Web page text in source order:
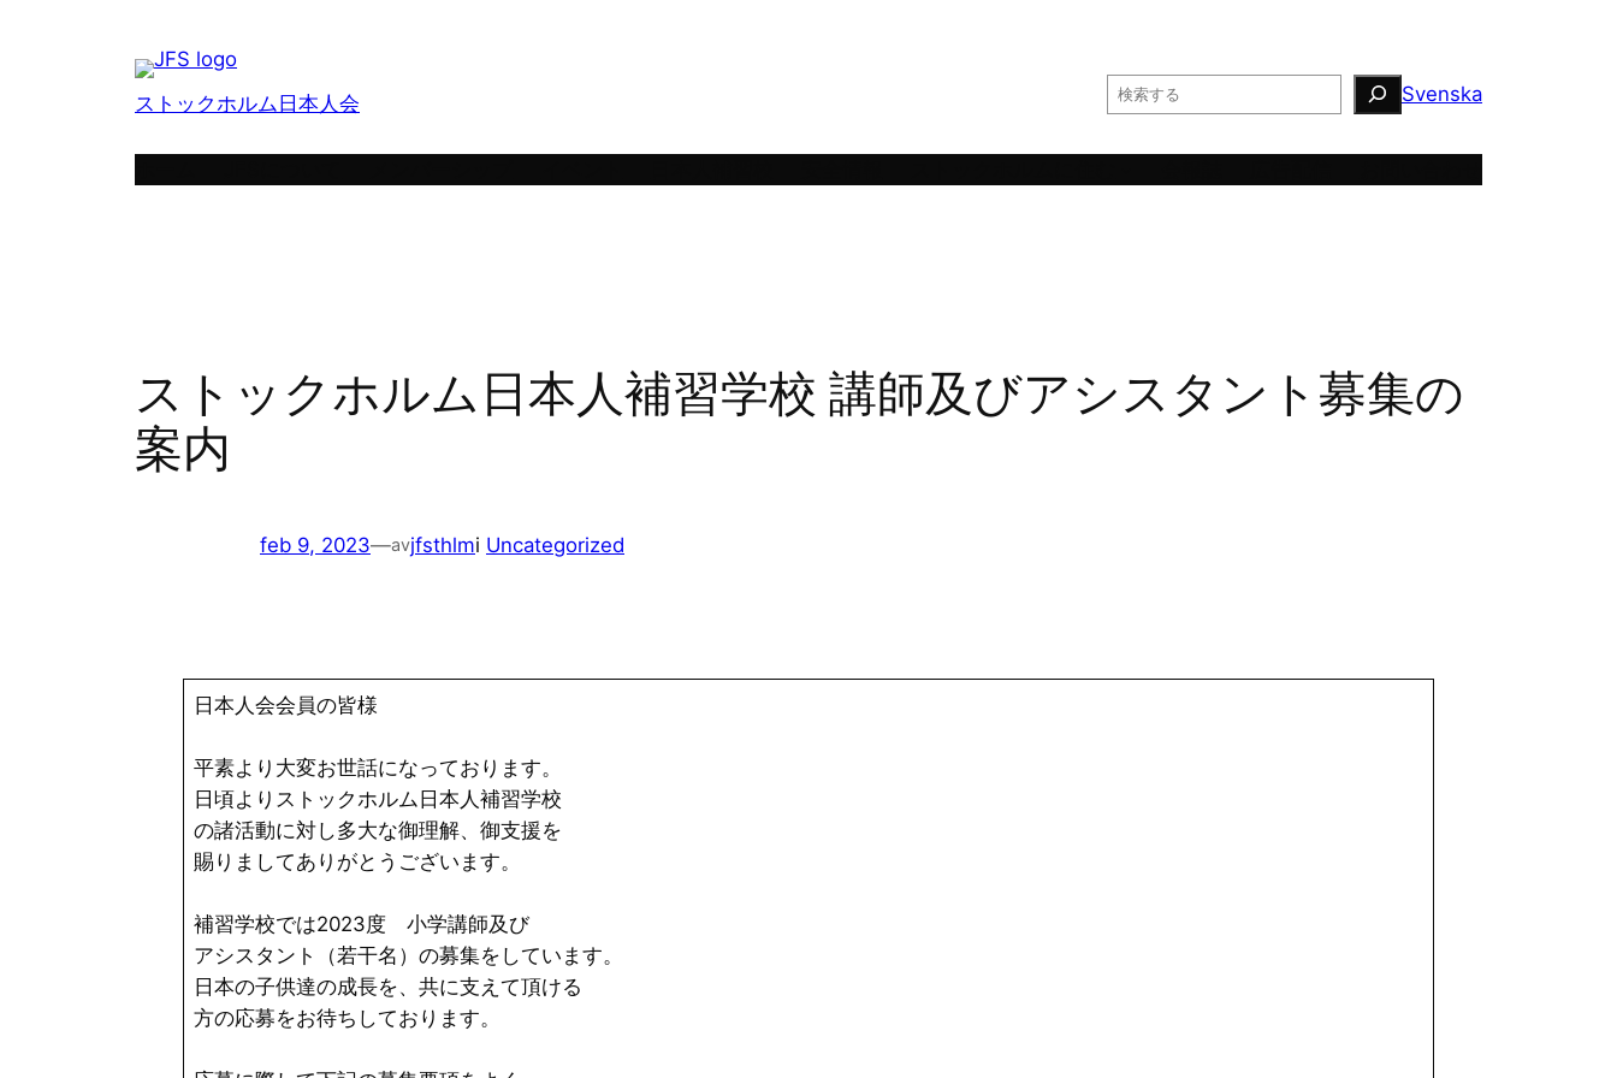
ストックホルム日本人会
Search Svenska
ストックホルム日本人補習学校 講師及びアシスタント募集の
案内
feb 9, 2023—avjfsthlmi Uncategorized
日本人会会員の皆様
平素より大変お世話になっております。
日頃よりストックホルム日本人補習学校
の諸活動に対し多大な御理解、御支援を
賜りましてありがとうございます。
補習学校では2023度 小学講師及び
アシスタント（若干名）の募集をしています。
日本の子供達の成長を、共に支えて頂ける
方の応募をお待ちしております。